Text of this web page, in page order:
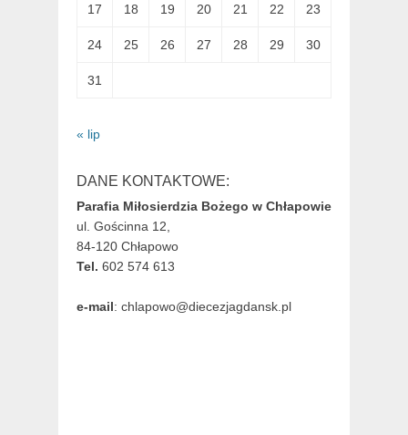
17 18 19 20 21 22 23
24 25 26 27 28 29 30
31
« lip
DANE KONTAKTOWE:
Parafia Miłosierdzia Bożego w Chłapowie
ul. Gościnna 12,
84-120 Chłapowo
Tel. 602 574 613
e-mail: chlapowo@diecezjagdansk.pl